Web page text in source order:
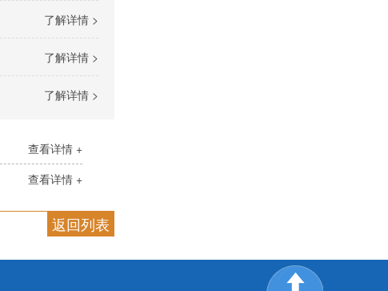
了解详情 >
了解详情 >
了解详情 >
查看详情 +
查看详情 +
返回列表